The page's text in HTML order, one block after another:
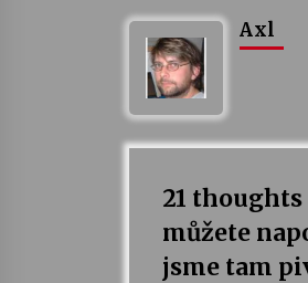
Axl
21 thoughts
můžete
jsme tam